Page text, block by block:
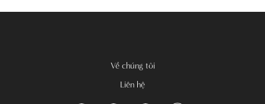
Về chúng tôi
Liên hệ